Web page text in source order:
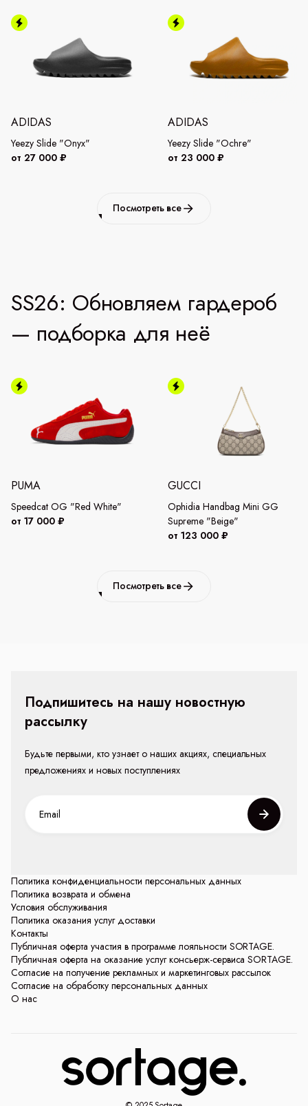
ADIDAS
Yeezy Slide "Onyx"
от 27 000 ₽
ADIDAS
Yeezy Slide "Ochre"
от 23 000 ₽
Посмотреть все
SS26: Обновляем гардероб
— подборка для неё
PUMA
Speedcat OG "Red White"
от 17 000 ₽
GUCCI
Ophidia Handbag Mini GG
Supreme "Beige"
от 123 000 ₽
Посмотреть все
Политика конфиденциальности персональных данных
Политика возврата и обмена
Условия обслуживания
Политика оказания услуг доставки
Контакты
Публичная оферта участия в программе лояльности SORTAGE.
Публичная оферта на оказание услуг консьерж-сервиса SORTAGE.
Согласие на получение рекламных и маркетинговых рассылок
Согласие на обработку персональных данных
О нас
Подпишитесь на нашу новостную
рассылку
Будьте первыми, кто узнает о наших акциях, специальных
предложениях и новых поступлениях